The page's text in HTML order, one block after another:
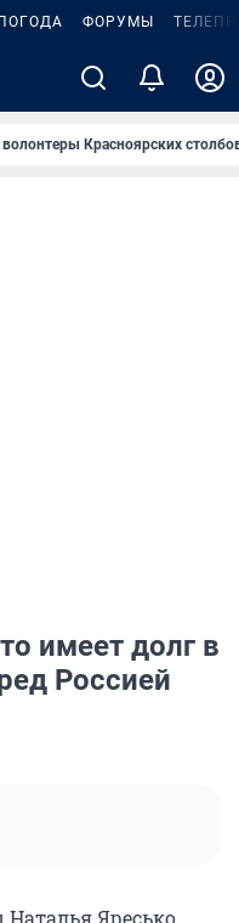
ПОГОДА ФОРУМЫ
Красноярских
имеет долг в
Россией
Яресько